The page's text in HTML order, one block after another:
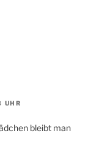
UHR
bleibt man